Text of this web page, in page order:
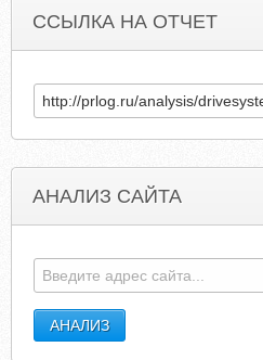
ССЫЛКА НА ОТЧЕТ
АНАЛИЗ САЙТА